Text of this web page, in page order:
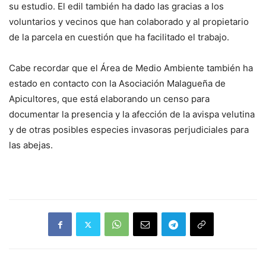
su estudio. El edil también ha dado las gracias a los
voluntarios y vecinos que han colaborado y al propietario
de la parcela en cuestión que ha facilitado el trabajo.
Cabe recordar que el Área de Medio Ambiente también ha
estado en contacto con la Asociación Malagueña de
Apicultores, que está elaborando un censo para
documentar la presencia y la afección de la avispa velutina
y de otras posibles especies invasoras perjudiciales para
las abejas.